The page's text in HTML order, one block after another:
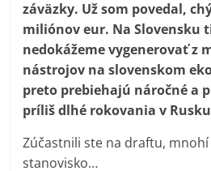
záväzky. Už som povedal,
miliónov eur. Na Slovensku
nedokážeme vygenerovať z
nástrojov na slovenskom
preto prebiehajú náročné a
príliš dlhé rokovania v
Zúčastnili ste na draftu,
stanovisko…